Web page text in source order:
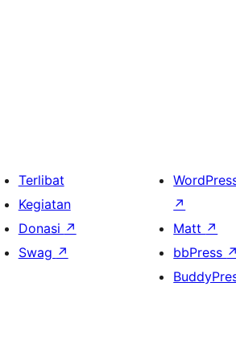
Terlibat
Kegiatan
Donasi ↗
Swag ↗
↗
Matt ↗
bbPress